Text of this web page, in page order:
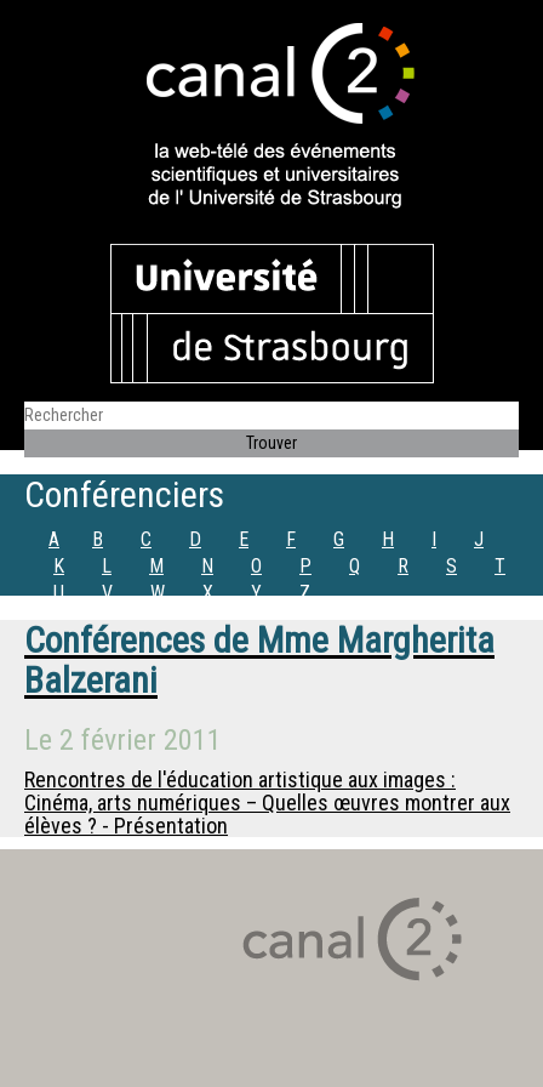
Conférenciers
A B C D E F G H I
J
K
L M N O P Q R S
T
U
V W X Y Z
Conférences de Mme Margherita
Balzerani
Le 2 février 2011
Rencontres de l'éducation artistique aux images :
Cinéma, arts numériques – Quelles œuvres montrer aux
élèves ? - Présentation